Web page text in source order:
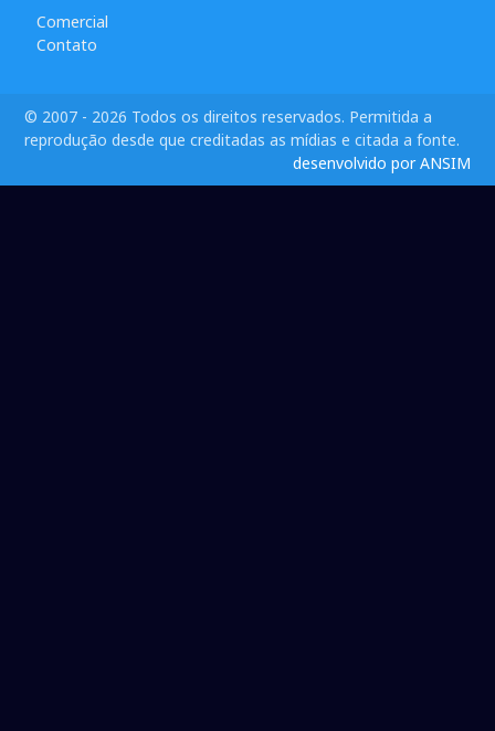
Comercial
Contato
© 2007 - 2026 Todos os direitos reservados. Permitida a
reprodução desde que creditadas as mídias e citada a fonte.
desenvolvido por ANSIM